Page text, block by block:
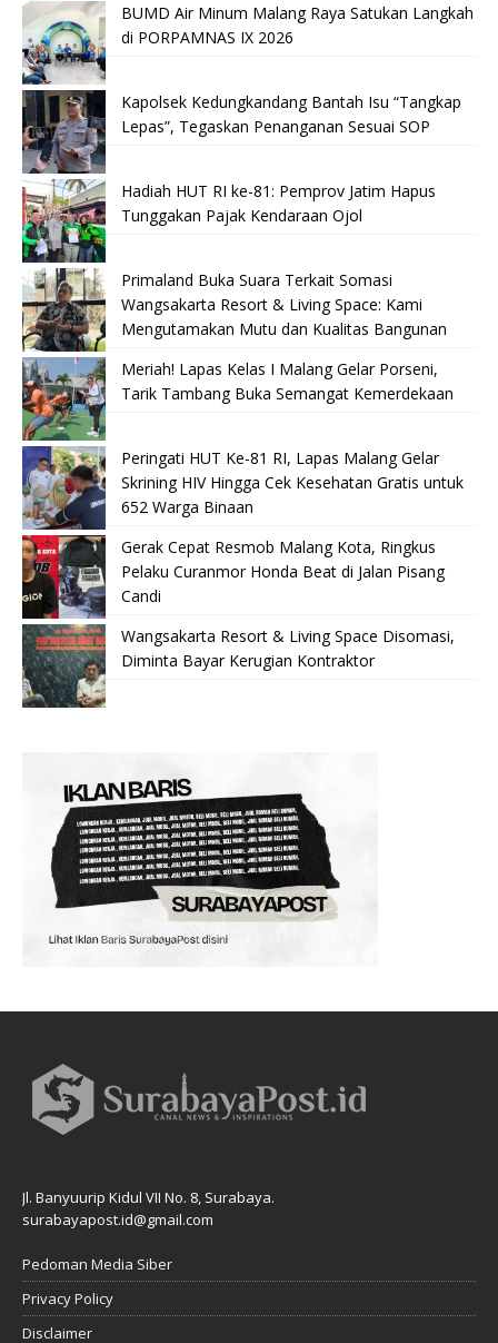
BUMD Air Minum Malang Raya Satukan Langkah
di PORPAMNAS IX 2026
Kapolsek Kedungkandang Bantah Isu “Tangkap
Lepas”, Tegaskan Penanganan Sesuai SOP
Hadiah HUT RI ke-81: Pemprov Jatim Hapus
Tunggakan Pajak Kendaraan Ojol
Primaland Buka Suara Terkait Somasi
Wangsakarta Resort & Living Space: Kami
Mengutamakan Mutu dan Kualitas Bangunan
Meriah! Lapas Kelas I Malang Gelar Porseni,
Tarik Tambang Buka Semangat Kemerdekaan
Peringati HUT Ke-81 RI, Lapas Malang Gelar
Skrining HIV Hingga Cek Kesehatan Gratis untuk
652 Warga Binaan
Gerak Cepat Resmob Malang Kota, Ringkus
Pelaku Curanmor Honda Beat di Jalan Pisang
Candi
Wangsakarta Resort & Living Space Disomasi,
Diminta Bayar Kerugian Kontraktor
Jl. Banyuurip Kidul VII No. 8, Surabaya.
surabayapost.id@gmail.com
Pedoman Media Siber
Privacy Policy
Disclaimer